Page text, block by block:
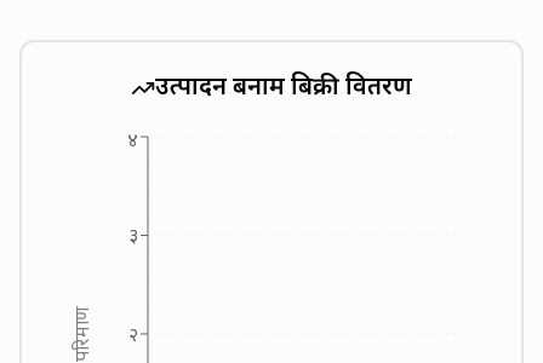
उत्पादन बनाम बिक्री वितरण
२
३
४
परिमाण